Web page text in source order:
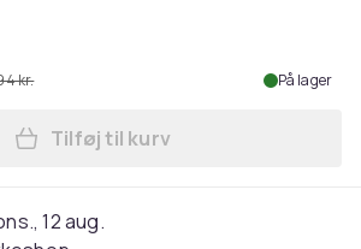
kr. På lager
Læg ame pure Body Basic
Tilføj til kurv
12 aug.